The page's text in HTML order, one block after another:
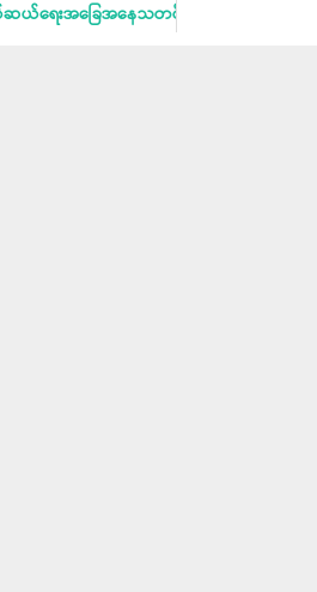
အခြေအနေသတင်းထုတ်ပြန်ခြင်း